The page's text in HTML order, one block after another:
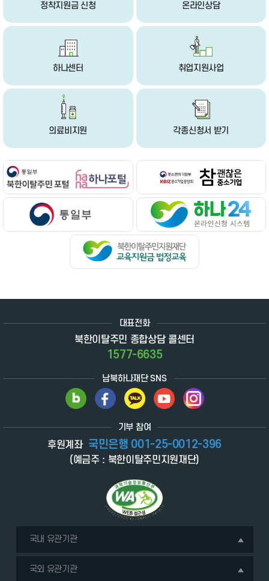
정착지원금 신청 온라인상담
하나센터 취업지원사업
의료비지원 각종신청서 받기
대표전화
북한이탈주민 종합상담 콜센터
1577-6635
남북하나재단 SNS
기부 참여
후원계좌 국민은행 001-25-0012-396
(예금주 : 북한이탈주민지원재단)
국내 유관기관
국외 유관기관